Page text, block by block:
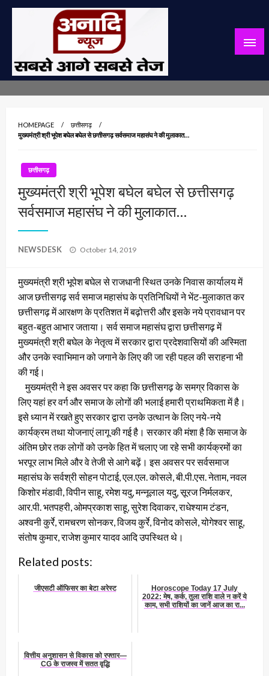
Skip
सबसे आगे सबसे तेज
HOMEPAGE
छत्तीसगढ़
मुख्यमंत्री श्री भूपेश बघेल बघेल से छत्तीसगढ़ सर्वसमाज महासंघ ने की मुलाकात…
छत्तीसगढ़
मुख्यमंत्री श्री भूपेश बघेल बघेल से छत्तीसगढ़
सर्वसमाज महासंघ ने की मुलाकात…
NEWSDESK
Posted
October 14, 2019
मुख्यमंत्री श्री भूपेश बघेल से राजधानी स्थित उनके निवास कार्यालय में
आज छत्तीसगढ़ सर्व समाज महासंघ के प्रतिनिधियों ने भेंट-मुलाकात कर
छत्तीसगढ़ में आरक्षण के प्रतिशत में बढ़ोत्तरी और इसके नये प्रावधान पर
बहुत-बहुत आभार जताया। सर्व समाज महासंघ द्वारा छत्तीसगढ़ में
मुख्यमंत्री श्री बघेल के नेतृत्व में सरकार द्वारा प्रदेशवासियों की अस्मिता
और उनके स्वाभिमान को जगाने के लिए की जा रही पहल की सराहना भी
की गई।
मुख्यमंत्री ने इस अवसर पर कहा कि छत्तीसगढ़ के समग्र विकास के
लिए यहां हर वर्ग और समाज के लोगों की भलाई हमारी प्राथमिकता में है।
इसे ध्यान में रखते हुए सरकार द्वारा उनके उत्थान के लिए नये-नये
कार्यक्रम तथा योजनाएं लागू की गई है। सरकार की मंशा है कि समाज के
अंतिम छोर तक लोगों को उनके हित में चलाए जा रहे सभी कार्यक्रमों का
भरपूर लाभ मिले और वे तेजी से आगे बढ़ें। इस अवसर पर सर्वसमाज
महासंघ के सर्वश्री सोहन पोटाई, एल.एल. कोसले, बी.पी.एस. नेताम, नवल
किशोर मंडावी, विपीन साहू, रमेश यदु, मन्नूलाल यदु, सूरज निर्मलकर,
आर.पी. भतपहरी, ओमप्रकाश साहू, सुरेश दिवाकर, राधेश्याम टंडन,
अश्वनी कुर्रे, रामचरण सोनकर, विजय कुर्रे, विनोद कोसले, योगेश्वर साहू,
संतोष कुमार, राजेश कुमार यादव आदि उपस्थित थे।
Related posts:
जीएसटी ऑफिसर का बेटा अरेस्ट
Horoscope Today 17 July
2022: मेष, कर्क, तुला राशि वाले न करें ये
काम, सभी राशियों का जानें आज का रा...
वित्तीय अनुशासन से विकास को रफ्तार—
CG के राजस्व में सतत वृद्धि